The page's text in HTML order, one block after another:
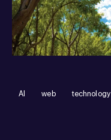
AI web technology